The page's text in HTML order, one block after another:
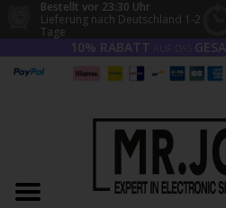
Bestellt vor 23:30 Uhr
Lieferung nach Deutschland 1-2
Tage
10% RABATT